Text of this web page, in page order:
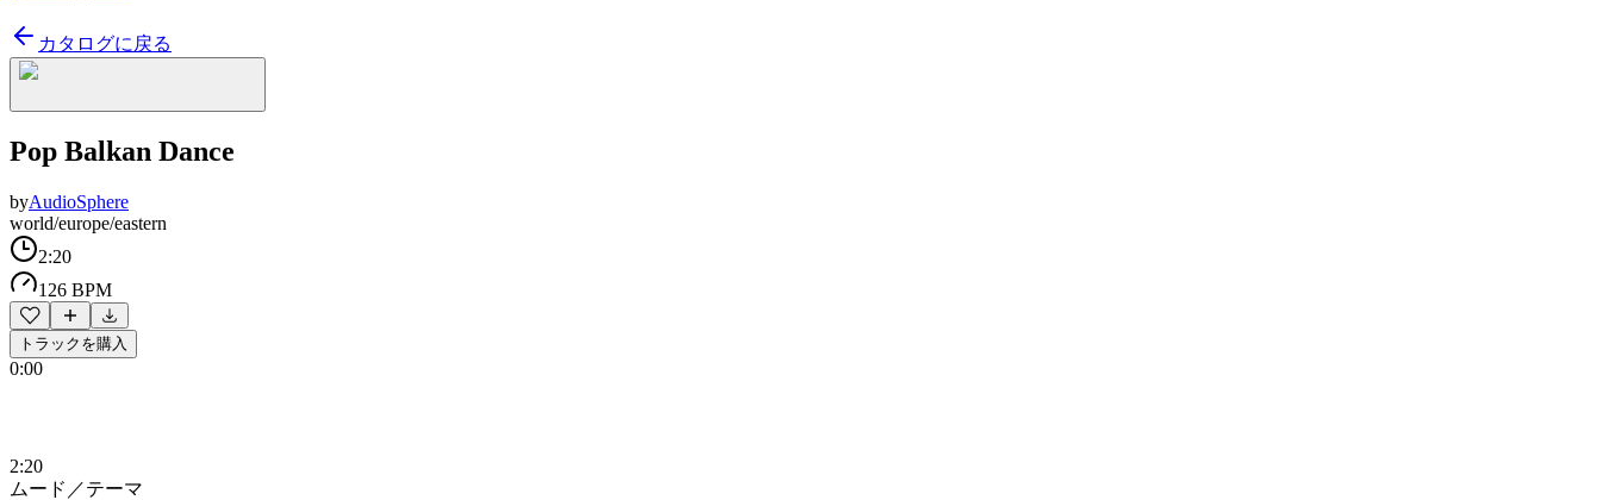
カタログに戻る
Pop Balkan Dance
byAudioSphere
world/europe/eastern
2:20
126 BPM
トラックを購入
0:00
2:20
ムード／テーマ